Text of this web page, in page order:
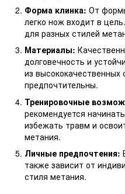
Форма клинка: От
легко нож входит в
для разных стилей
Материалы:
долговечность и
из высококачественных
предпочтительны.
Тренировочные
рекомендуется
избежать травм и
метания.
Личные предпочтения:
также зависит от
стиля метания.